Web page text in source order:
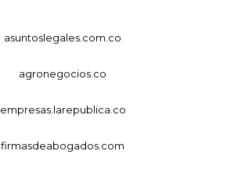
asuntoslegales.com.co
agronegocios.co
empresas.larepublica.co
firmasdeabogados.com